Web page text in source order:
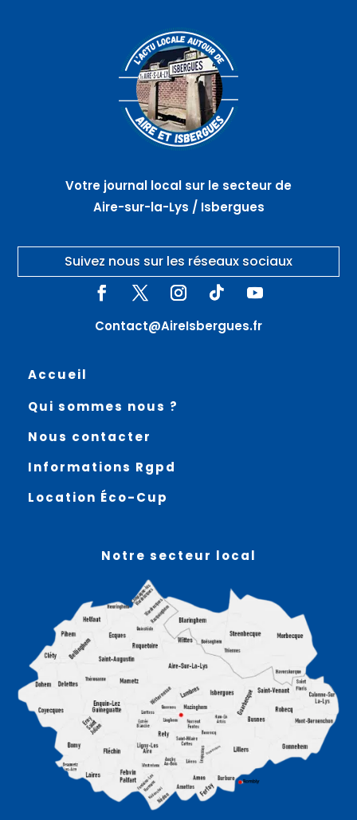
Votre journal local sur le secteur de
Aire-sur-la-Lys / Isbergues
Suivez nous sur les réseaux sociaux
Contact@AireIsbergues.fr
Accueil
Qui sommes nous ?
Nous contacter
Informations Rgpd
Location Éco-Cup
Notre secteur local